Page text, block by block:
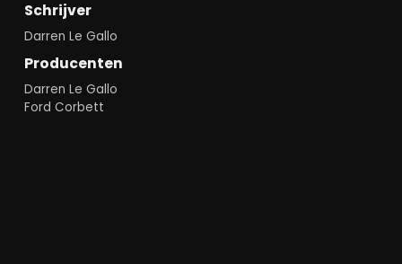
Schrijver
Darren Le Gallo
Producenten
Darren Le Gallo
Ford Corbett